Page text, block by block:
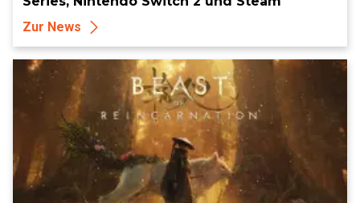
Zur News